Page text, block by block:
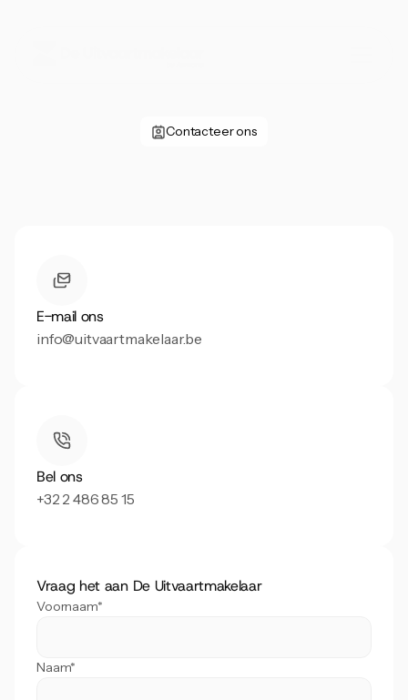
Contacteer ons
E-mail ons
info@uitvaartmakelaar.be
Bel ons
+32 2 486 85 15
Vraag het aan De Uitvaartmakelaar
Voornaam*
Naam*